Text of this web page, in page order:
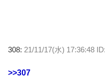
308: 21/11/17(水) 17:36:48
>>307